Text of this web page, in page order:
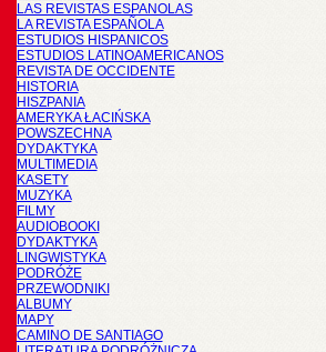
LAS REVISTAS ESPANOLAS
LA REVISTA ESPAÑOLA
ESTUDIOS HISPANICOS
ESTUDIOS LATINOAMERICANOS
REVISTA DE OCCIDENTE
HISTORIA
HISZPANIA
AMERYKA ŁACIŃSKA
POWSZECHNA
DYDAKTYKA
MULTIMEDIA
KASETY
MUZYKA
FILMY
AUDIOBOOKI
DYDAKTYKA
LINGWISTYKA
PODRÓŻE
PRZEWODNIKI
ALBUMY
MAPY
CAMINO DE SANTIAGO